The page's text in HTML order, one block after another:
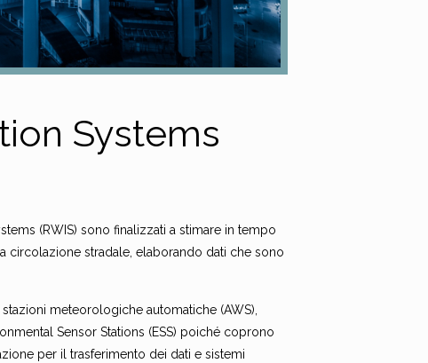
Systems
(RWIS) sono finalizzati a stimare in tempo
circolazione stradale, elaborando dati che sono
meteorologiche automatiche (AWS),
Sensor Stations (ESS) poiché coprono
per il trasferimento dei dati e sistemi